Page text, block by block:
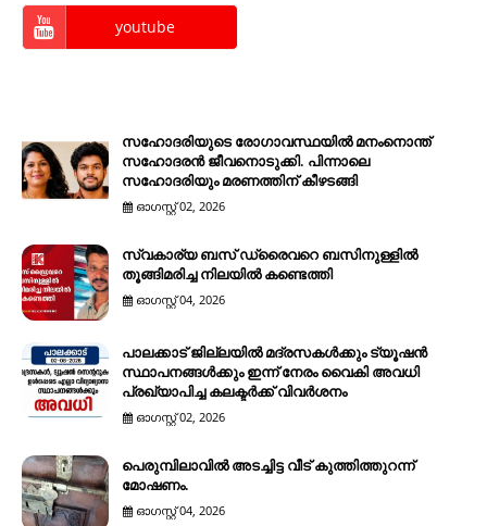
youtube
സഹോദരിയുടെ രോഗാവസ്ഥയിൽ മനംനൊന്ത്
സഹോദരൻ ജീവനൊടുക്കി. പിന്നാലെ
സഹോദരിയും മരണത്തിന് കീഴടങ്ങി
ഓഗസ്റ്റ് 02, 2026
സ്വകാര്യ ബസ് ഡ്രൈവറെ ബസിനുള്ളിൽ
തൂങ്ങിമരിച്ച നിലയിൽ കണ്ടെത്തി
ഓഗസ്റ്റ് 04, 2026
പാലക്കാട് ജില്ലയിൽ മദ്രസകൾക്കും ട്യൂഷൻ
സ്ഥാപനങ്ങൾക്കും ഇന്ന് നേരം വൈകി അവധി
പ്രഖ്യാപിച്ച കലക്ടർക്ക് വിവർശനം
ഓഗസ്റ്റ് 02, 2026
പെരുമ്പിലാവിൽ അടച്ചിട്ട വീട് കുത്തിത്തുറന്ന്
മോഷണം.
ഓഗസ്റ്റ് 04, 2026